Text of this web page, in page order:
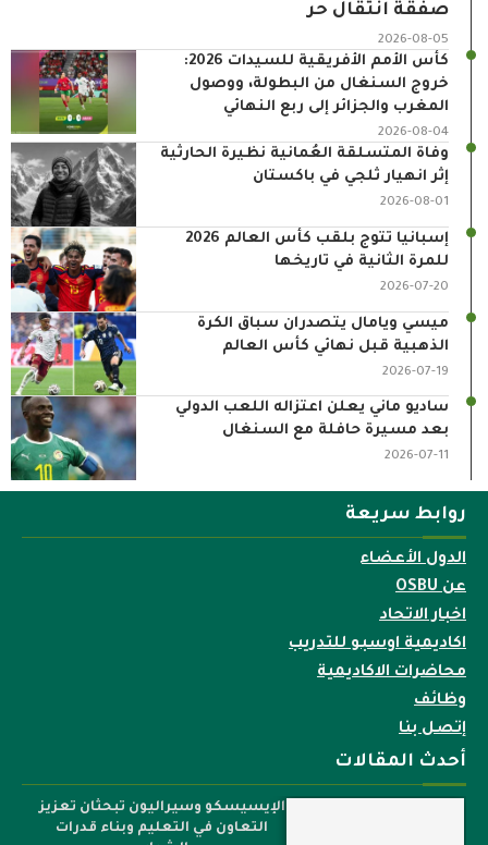
صفقة انتقال حر
2026-08-05
كأس الأمم الأفريقية للسيدات 2026:
خروج السنغال من البطولة، ووصول
المغرب والجزائر إلى ربع النهائي
2026-08-04
وفاة المتسلقة العُمانية نظيرة الحارثية
إثر انهيار ثلجي في باكستان
2026-08-01
إسبانيا تتوج بلقب كأس العالم 2026
للمرة الثانية في تاريخها
2026-07-20
ميسي ويامال يتصدران سباق الكرة
الذهبية قبل نهائي كأس العالم
2026-07-19
ساديو ماني يعلن اعتزاله اللعب الدولي
بعد مسيرة حافلة مع السنغال
2026-07-11
روابط سريعة
الدول الأعضاء
عن OSBU
اخبار الاتحاد
اكاديمية اوسبو للتدريب
محاضرات الاكاديمية
وظائف
إتصل بنا
أحدث المقالات
الإيسيسكو وسيراليون تبحثان تعزيز
التعاون في التعليم وبناء قدرات